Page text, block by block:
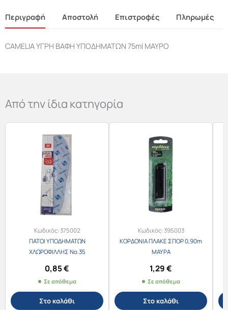
Περιγραφή Αποστολή Επιστροφές Πληρωμές
CAMELIA ΥΓΡΗ ΒΑΦΗ ΥΠΟΔΗΜΑΤΩΝ 75ml ΜΑΥΡΟ
Από την ίδια κατηγορία
Κωδικός:375002
ΠΑΤΟΙ ΥΠΟΔΗΜΑΤΩΝ
ΧΛΩΡΟΦΙΛΛΗΣ No.35
0,85€
Σε απόθεμα
Στο καλάθι
Κωδικός:395003
ΚΟΡΔΟΝΙΑ ΠΛΑΚΕ ΣΠΟΡ 0,90m
ΜΑΥΡΑ
1,29€
Σε απόθεμα
Στο καλάθι